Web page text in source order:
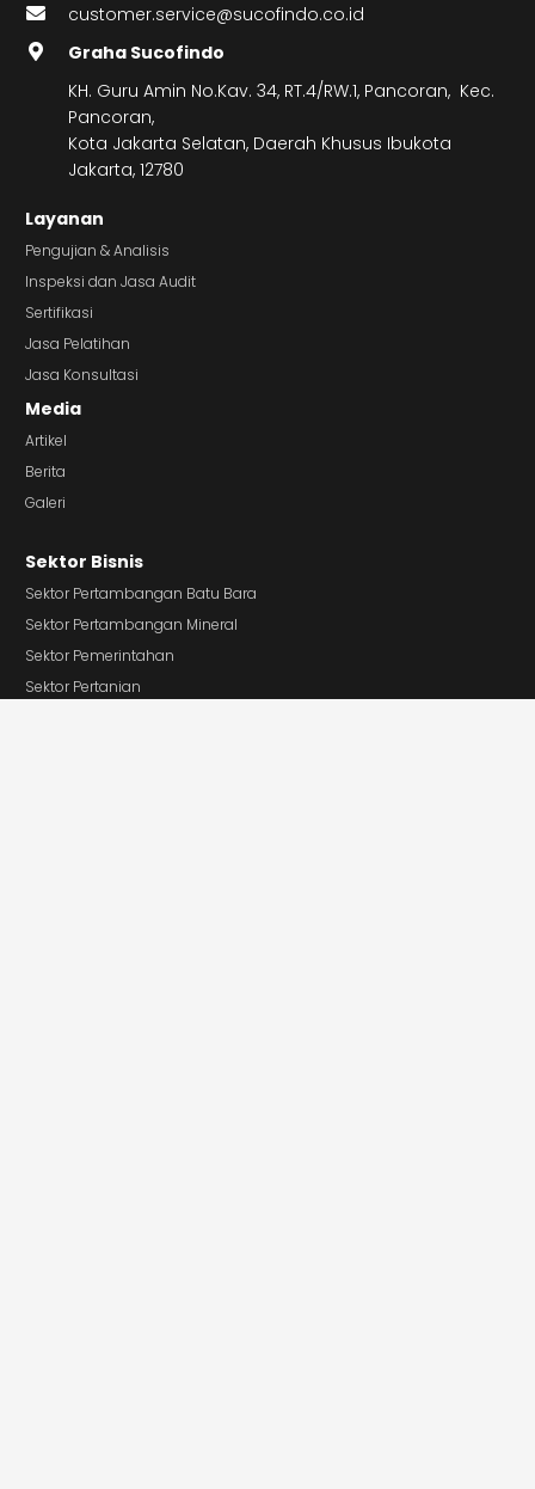
customer.service@sucofindo.co.id
Graha Sucofindo
KH. Guru Amin No.Kav. 34, RT.4/RW.1, Pancoran, Kec.
Pancoran,
Kota Jakarta Selatan, Daerah Khusus Ibukota
Jakarta, 12780
Layanan
Pengujian & Analisis
Inspeksi dan Jasa Audit
Sertifikasi
Jasa Pelatihan
Jasa Konsultasi
Media
Artikel
Berita
Galeri
Sektor Bisnis
Sektor Pertambangan Batu Bara
Sektor Pertambangan Mineral
Sektor Pemerintahan
Sektor Pertanian